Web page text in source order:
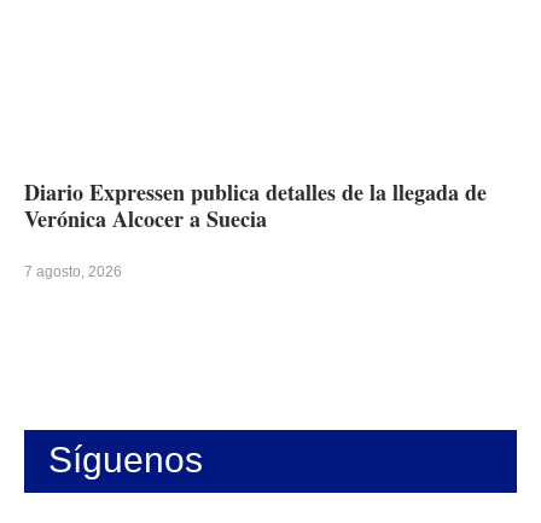
Diario Expressen publica detalles de la llegada de
Verónica Alcocer a Suecia
7 agosto, 2026
Síguenos